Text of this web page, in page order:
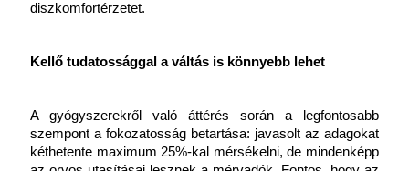
diszkomfortérzetet.
Kellő tudatossággal a váltás is könnyebb lehet
A gyógyszerekről való áttérés során a legfontosabb
szempont a fokozatosság betartása: javasolt az adagokat
kéthetente maximum 25%-kal mérsékelni, de mindenképp